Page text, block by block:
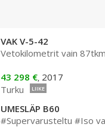
VAK V-5-42
Vetokilometrit vain
43 298 €, 2017
Turku
LIIKE
UMESLÄP B60
#Supervarusteltu #Iso